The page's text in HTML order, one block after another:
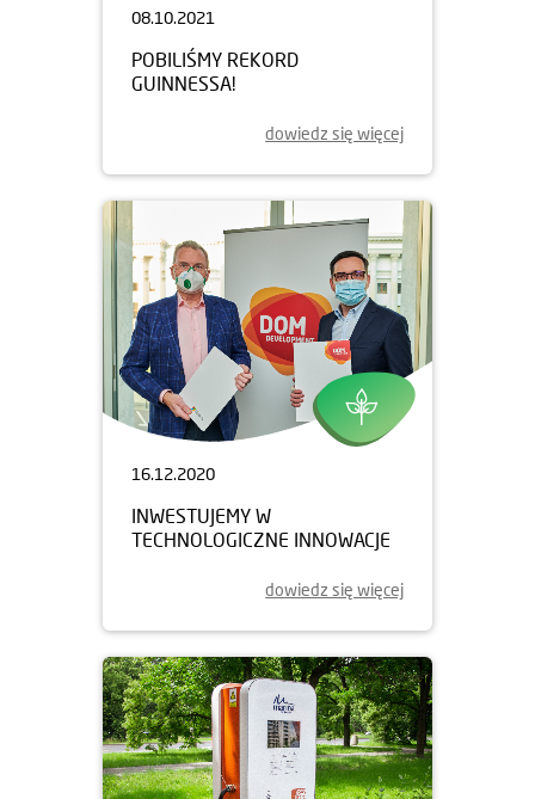
08.10.2021
POBILIŚMY REKORD
GUINNESSA!
dowiedz się więcej
16.12.2020
INWESTUJEMY W
TECHNOLOGICZNE INNOWACJE
dowiedz się więcej